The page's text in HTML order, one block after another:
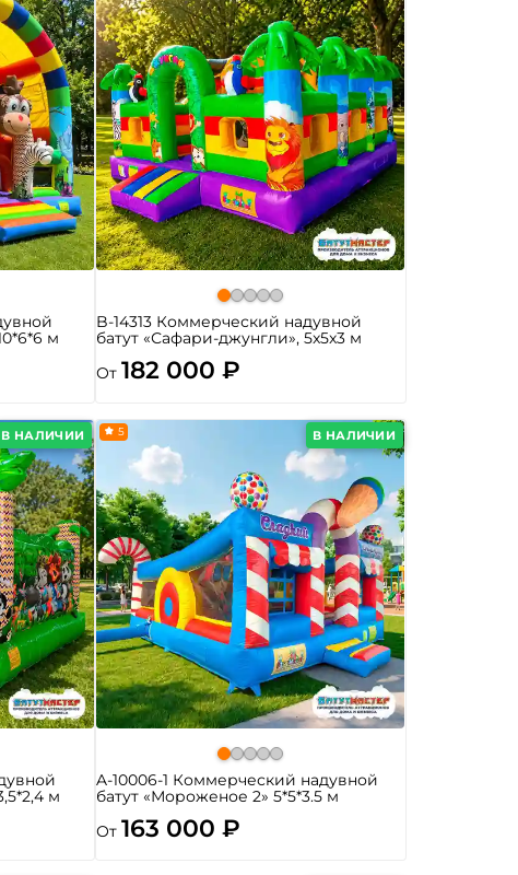
м
B-14313 Коммерческий надувной
батут «Сафари-джунгли», 5x5x3 м
От 182 000 ₽
В НАЛИЧИИ
м
В НАЛИЧИИ
5
A-10006-1 Коммерческий надувной
батут «Мороженое 2» 5*5*3.5 м
От 163 000 ₽